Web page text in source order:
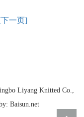
一页]
Liyang Knitted Co.,
Baisun.net |